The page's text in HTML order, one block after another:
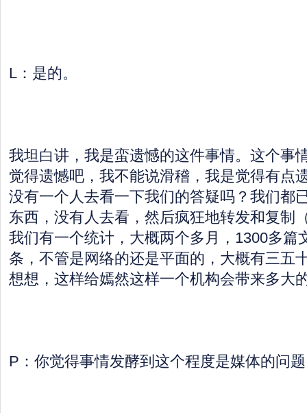
L：是的。
我坦白讲，我是蛮遗憾的这件事情。这个事
觉得遗憾吧，我不能说滑稽，我是觉得有点
没有一个人去看一下我们的答疑吗？我们都
东西，没有人去看，然后疯狂地转发和复制
我们有一个统计，大概两个多月，1300多篇
条，不管是网络的还是平面的，大概有三五
想想，这样给嫣然这样一个机构会带来多大
P：你觉得事情发酵到这个程度是媒体的问